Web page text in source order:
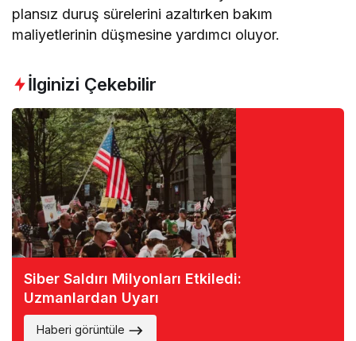
plansız duruş sürelerini azaltırken bakım
maliyetlerinin düşmesine yardımcı oluyor.
İlginizi Çekebilir
Siber Saldırı Milyonları Etkiledi:
Uzmanlardan Uyarı
Haberi görüntüle